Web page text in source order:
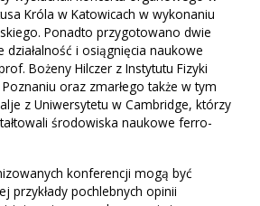
Króla w Katowicach w wykonaniu
Ponadto przygotowano dwie
działalność i osiągnięcia naukowe
Bożeny Hilczer z Instytutu Fizyki
oraz zmarłego także w tym
z Uniwersytetu w Cambridge, którzy
środowiska naukowe ferro-
konferencji mogą być
przykłady pochlebnych opinii